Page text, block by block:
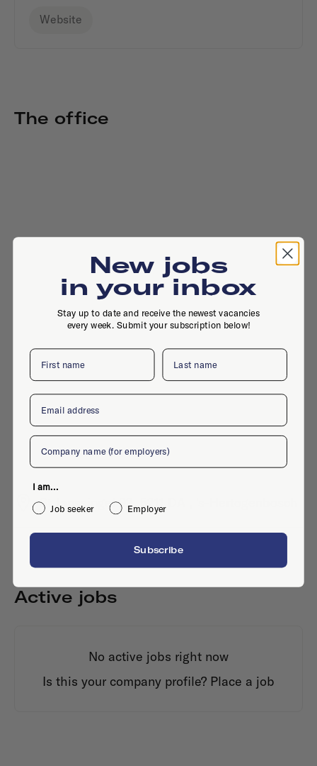
Website
The office
St Janssingel 92, 5211 DA , 's-Hertogenbosch
Active jobs
No active jobs right now
Is this your company profile? Place a job
New jobs
in your inbox
Stay up to date and receive the newest vacancies
every week. Submit your subscription below!
First name Last name
Email
Company
I am...
Job seeker
Employer
Subscribe